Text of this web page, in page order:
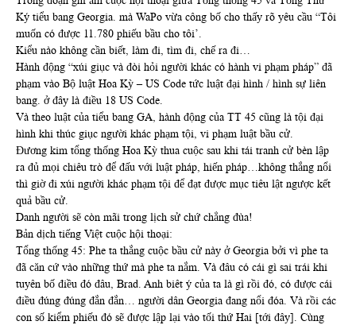
Ký tiểu bang Georgia. mà WaPo vừa công bố cho thấy rõ yêu cầu “Tôi
muốn có được 11.780 phiếu bầu cho tôi’.
Kiểu nào không cần biết, làm đi, tìm đi, chế ra đi…
Hành động “xúi giục và đòi hỏi người khác có hành vi phạm pháp” đã
phạm vào Bộ luật Hoa Kỳ – US Code tức luật đại hình / hình sự liên
bang. ở đây là điều 18 US Code.
Và theo luật của tiểu bang GA, hành động của TT 45 cũng là tội đại
hình khi thúc giục người khác phạm tội, vi phạm luật bầu cử.
Đương kim tổng thống Hoa Kỳ thua cuộc sau khi tái tranh cử bèn lập
ra đủ mọi chiêu trò để đấu với luật pháp, hiến pháp…không thắng nổi
thì giờ đi xúi người khác phạm tội để đạt được mục tiêu lật ngược kết
quả bầu cử.
Danh người sẽ còn mãi trong lịch sử chứ chẳng đùa!
Bản dịch tiếng Việt cuộc hội thoại:
Tổng thống 45: Phe ta thắng cuộc bầu cử này ở Georgia bởi vì phe ta
đã căn cứ vào những thứ mà phe ta nắm. Và đâu có cái gì sai trái khi
tuyên bố điều đó đâu, Brad. Anh biêt ý của ta là gì rồi đó, có được cái
điều đúng đúng đắn đắn… người dân Georgia đang nổi đóa. Và rồi các
con số kiểm phiếu đó sẽ được lập lại vào tối thứ Hai [tới đây]. Cùng